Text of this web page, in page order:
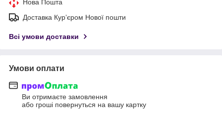
Нова Пошта
Доставка Курʼєром Нової пошти
Всі умови доставки
Умови оплати
Ви отримаєте замовлення
або гроші повернуться на вашу картку